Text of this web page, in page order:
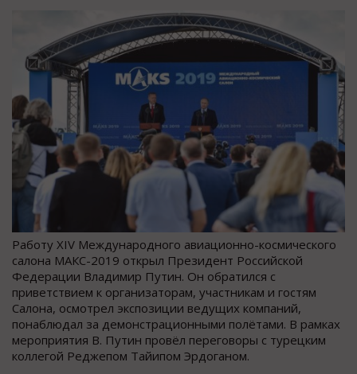
Работу XIV Международного авиационно-космического
салона МАКС-2019 открыл Президент Российской
Федерации Владимир Путин. Он обратился с
приветствием к организаторам, участникам и гостям
Салона, осмотрел экспозиции ведущих компаний,
понаблюдал за демонстрационными полётами. В рамках
мероприятия В. Путин провёл переговоры с турецким
коллегой Реджепом Тайипом Эрдоганом.